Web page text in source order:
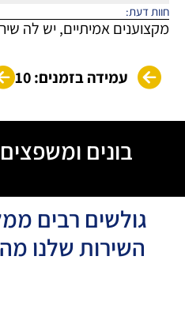
חוות דעת:
מקצוענים אמיתיים, יש לה
עמידה בזמנים: 10
בונים
גולשים רבים
השירות שלנו